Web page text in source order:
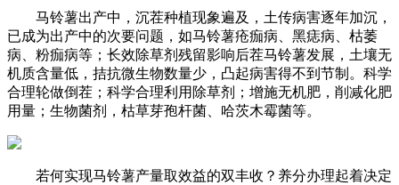
马铃薯出产中，沉茬种植现象遍及，土传病害逐年加沉，
已成为出产中的次要问题，如马铃薯疮痂病、黑痣病、枯萎
病、粉痂病等；长效除草剂残留影响后茬马铃薯发展，土壤无
机质含量低，拮抗微生物数量少，凸起病害得不到节制。科学
合理轮做倒茬；科学合理利用除草剂；增施无机肥，削减化肥
用量；生物菌剂，枯草芽孢杆菌、哈茨木霉菌等。
若何实现马铃薯产量取效益的双丰收？养分办理起着决定